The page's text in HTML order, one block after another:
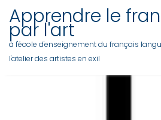
Apprendre le
par l'art
à l'école d'enseignement du français
l'atelier des artistes en exil